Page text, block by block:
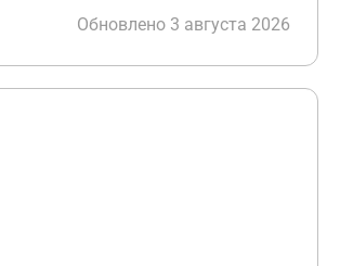
Обновлено 3 августа 2026